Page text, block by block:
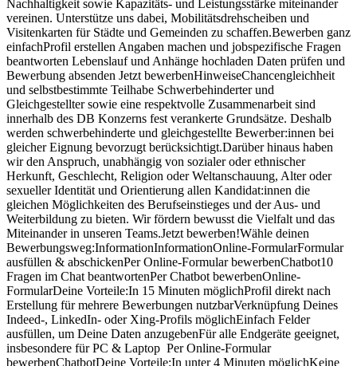
Nachhaltigkeit sowie Kapazitäts- und Leistungsstärke miteinander
vereinen. Unterstütze uns dabei, Mobilitätsdrehscheiben und
Visitenkarten für Städte und Gemeinden zu schaffen.Bewerben ganz
einfachProfil erstellen Angaben machen und jobspezifische Fragen
beantworten Lebenslauf und Anhänge hochladen Daten prüfen und
Bewerbung absenden Jetzt bewerbenHinweiseChancengleichheit
und selbstbestimmte Teilhabe Schwerbehinderter und
Gleichgestellter sowie eine respektvolle Zusammenarbeit sind
innerhalb des DB Konzerns fest verankerte Grundsätze. Deshalb
werden schwerbehinderte und gleichgestellte Bewerber:innen bei
gleicher Eignung bevorzugt berücksichtigt.Darüber hinaus haben
wir den Anspruch, unabhängig von sozialer oder ethnischer
Herkunft, Geschlecht, Religion oder Weltanschauung, Alter oder
sexueller Identität und Orientierung allen Kandidat:innen die
gleichen Möglichkeiten des Berufseinstieges und der Aus- und
Weiterbildung zu bieten. Wir fördern bewusst die Vielfalt und das
Miteinander in unseren Teams.Jetzt bewerben!Wähle deinen
Bewerbungsweg:InformationInformationOnline-FormularFormular
ausfüllen & abschickenPer Online-Formular bewerbenChatbot10
Fragen im Chat beantwortenPer Chatbot bewerbenOnline-
FormularDeine Vorteile:In 15 Minuten möglichProfil direkt nach
Erstellung für mehrere Bewerbungen nutzbarVerknüpfung Deines
Indeed-, LinkedIn- oder Xing-Profils möglichEinfach Felder
ausfüllen, um Deine Daten anzugebenFür alle Endgeräte geeignet,
insbesondere für PC & Laptop Per Online-Formular
bewerbenChatbotDeine Vorteile:In unter 4 Minuten möglichKeine